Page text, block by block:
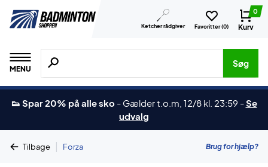
Ketcher rådgiver Favoritter (0)
0
Kurv
MENU
Søg efter produkter, mærker etc.
Søg
👟 Spar 20% på alle sko - Gælder t.o.m, 12/8 kl. 23:59 -Se
udvalg
Tilbage | Forza Brug for hjælp?